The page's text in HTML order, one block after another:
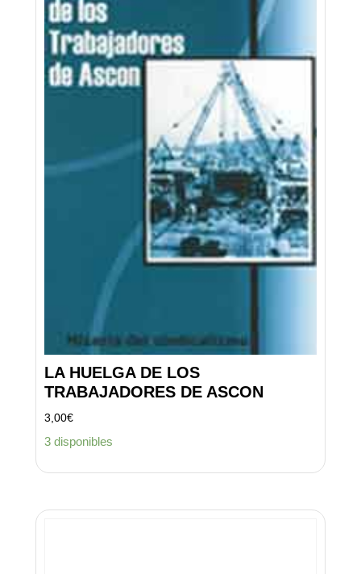
LA HUELGA DE LOS
TRABAJADORES DE ASCON
3,00€
3 disponibles